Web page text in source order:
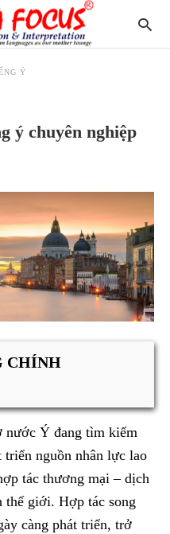
Ý
ý chuyên nghiệp
CHÍNH
nước Ý đang tìm kiếm
nguồn nhân lực lao
tác thương mại – dịch
thế giới. Hợp tác song
càng phát triển, trở